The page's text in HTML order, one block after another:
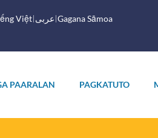
Việt عربى Gagana Sāmoa
PAARALAN PAGKATUTO